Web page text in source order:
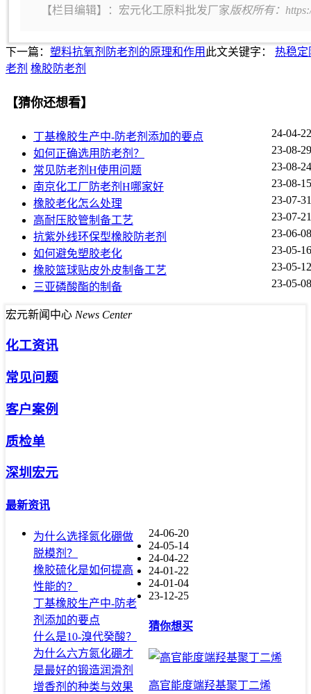
【栏目编辑】： 宏元化工原料批发厂家版权所有：
下一篇： 塑料抗氧剂防老剂的原理和作用 此文关键字：
热稳定
老剂 橡胶防老剂
【猜你还想看】
丁基橡胶生产中-防老剂添加的要点
24-04-22
如何正确选用防老剂？
23-08-29
常见防老剂H使用问题
23-08-24
南京化工厂防老剂H哪家好
23-08-15
橡胶老化怎么处理
23-07-31
高耐压胶管制备工艺
23-07-21
抗紫外线环保型橡胶防老剂
23-06-08
如何避免塑胶老化
23-05-16
橡胶篮球贴皮外皮制备工艺
23-05-12
三亚磷酸酯的制备
23-05-08
宏元新闻中心 News Center
化工资讯
常见问题
客户案例
质检单
深圳宏元
最新资讯
为什么选择氮化硼做
脱模剂？
24-06-20
橡胶硫化是如何提高
性能的？
24-05-14
丁基橡胶生产中-防老
剂添加的要点
24-04-22
什么是10-溴代癸酸？
24-01-22
为什么六方氮化硼才
是最好的锻造润滑剂
24-01-04
增香剂的种类与效果
23-12-25
猜你想买
高官能度端羟基聚丁二烯